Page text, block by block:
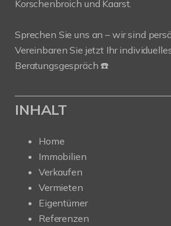
Korschenbroich und Kaarst.
Sprechen Sie uns an – wir sind
Vereinbaren Sie jetzt Ihr
Beratungsgespräch ☎️
INHALT
Home
Immobilien
Verkaufen
Vermieten
Eigentümer
Referenzen